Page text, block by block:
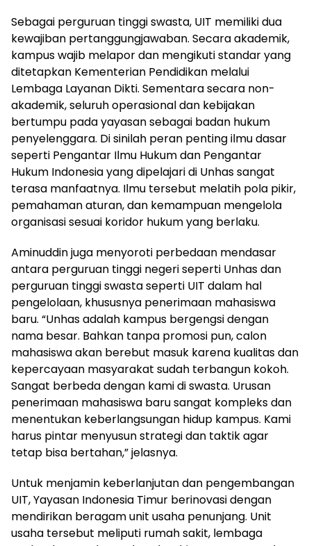
Sebagai perguruan tinggi swasta, UIT memiliki dua
kewajiban pertanggungjawaban. Secara akademik,
kampus wajib melapor dan mengikuti standar yang
ditetapkan Kementerian Pendidikan melalui
Lembaga Layanan Dikti. Sementara secara non-
akademik, seluruh operasional dan kebijakan
bertumpu pada yayasan sebagai badan hukum
penyelenggara. Di sinilah peran penting ilmu dasar
seperti Pengantar Ilmu Hukum dan Pengantar
Hukum Indonesia yang dipelajari di Unhas sangat
terasa manfaatnya. Ilmu tersebut melatih pola pikir,
pemahaman aturan, dan kemampuan mengelola
organisasi sesuai koridor hukum yang berlaku.
Aminuddin juga menyoroti perbedaan mendasar
antara perguruan tinggi negeri seperti Unhas dan
perguruan tinggi swasta seperti UIT dalam hal
pengelolaan, khususnya penerimaan mahasiswa
baru. “Unhas adalah kampus bergengsi dengan
nama besar. Bahkan tanpa promosi pun, calon
mahasiswa akan berebut masuk karena kualitas dan
kepercayaan masyarakat sudah terbangun kokoh.
Sangat berbeda dengan kami di swasta. Urusan
penerimaan mahasiswa baru sangat kompleks dan
menentukan keberlangsungan hidup kampus. Kami
harus pintar menyusun strategi dan taktik agar
tetap bisa bertahan,” jelasnya.
Untuk menjamin keberlanjutan dan pengembangan
UIT, Yayasan Indonesia Timur berinovasi dengan
mendirikan beragam unit usaha penunjang. Unit
usaha tersebut meliputi rumah sakit, lembaga